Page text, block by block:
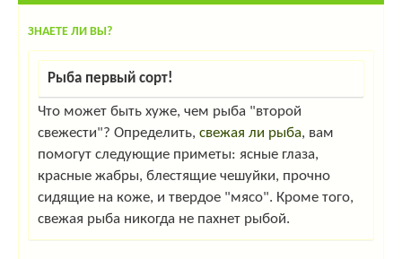
ЗНАЕТЕ ЛИ ВЫ?
Рыба первый сорт!
Что может быть хуже, чем рыба "второй
свежести"? Определить, свежая ли рыба, вам
помогут следующие приметы: ясные глаза,
красные жабры, блестящие чешуйки, прочно
сидящие на коже, и твердое "мясо". Кроме того,
свежая рыба никогда не пахнет рыбой.